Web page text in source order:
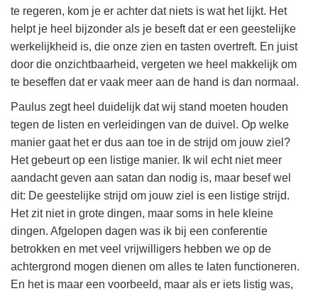
te regeren, kom je er achter dat niets is wat het lijkt. Het
helpt je heel bijzonder als je beseft dat er een geestelijke
werkelijkheid is, die onze zien en tasten overtreft. En juist
door die onzichtbaarheid, vergeten we heel makkelijk om
te beseffen dat er vaak meer aan de hand is dan normaal.
Paulus zegt heel duidelijk dat wij stand moeten houden
tegen de listen en verleidingen van de duivel. Op welke
manier gaat het er dus aan toe in de strijd om jouw ziel?
Het gebeurt op een listige manier. Ik wil echt niet meer
aandacht geven aan satan dan nodig is, maar besef wel
dit: De geestelijke strijd om jouw ziel is een listige strijd.
Het zit niet in grote dingen, maar soms in hele kleine
dingen. Afgelopen dagen was ik bij een conferentie
betrokken en met veel vrijwilligers hebben we op de
achtergrond mogen dienen om alles te laten functioneren.
En het is maar een voorbeeld, maar als er iets listig was,